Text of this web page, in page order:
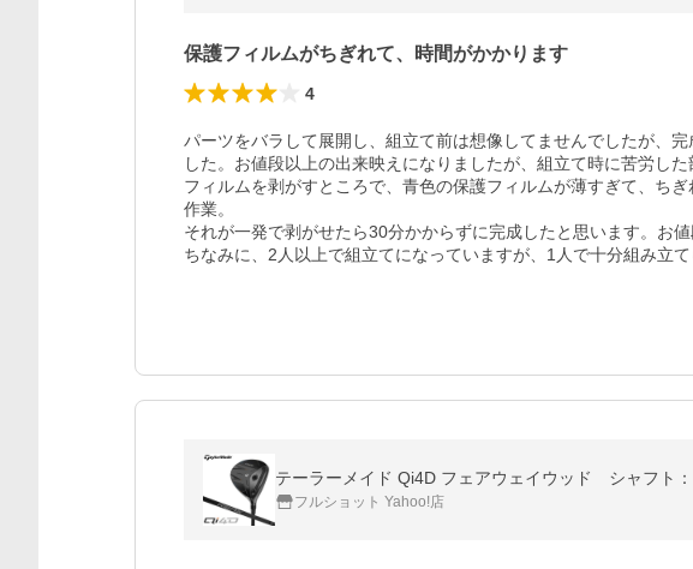
保護フィルムがちぎれて、時間がかかります
4
パーツをバラして展開し、組立て前は想像してませんでしたが、
した。お値段以上の出来映えになりましたが、組立て時に苦労し
フィルムを剥がすところで、青色の保護フィルムが薄すぎて、ち
作業。
それが一発で剥がせたら30分かからずに完成したと思います。お
ちなみに、2人以上で組立てになっていますが、1人で十分組み立て
テーラーメイド Qi4D フェアウェイウッド シャフト
フルショット Yahoo!店